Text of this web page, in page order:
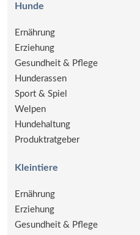
Hunde
Ernährung
Erziehung
Gesundheit & Pflege
Hunderassen
Sport & Spiel
Welpen
Hundehaltung
Produktratgeber
Kleintiere
Ernährung
Erziehung
Gesundheit & Pflege